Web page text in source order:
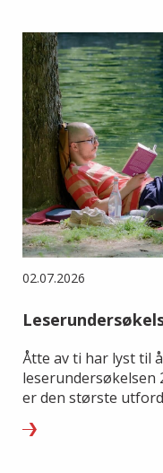
02.07.2026
Åtte av ti har lyst til
leserundersøkelsen
er den største